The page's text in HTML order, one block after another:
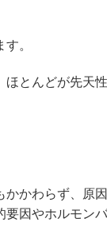
。
とんどが先天性
かわらず、原
因やホルモン